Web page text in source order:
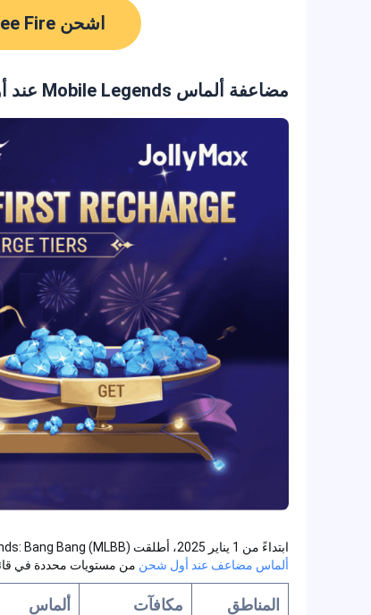
اشحن Free Fire
مضاعفة ألماس Mobile Legends عند أول شحن
ابتداءً من 1 يناير 2025، أطلقت Mobile Legends: Bang Bang (MLBB) عرضًا مذهلاً عند شراء ألماس جديد. يمكن للاعبين
ألماس مضاعف عند أول شحن من مستويات محددة في
المناطق
مكافآت
ألماس